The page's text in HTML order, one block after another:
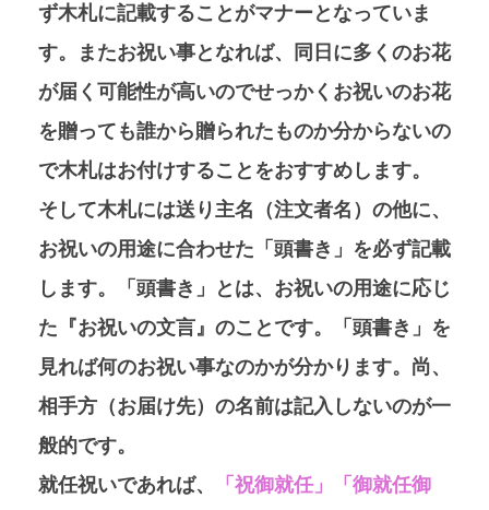
ず木札に記載することがマナーとなっていま
す。またお祝い事となれば、同日に多くのお花
が届く可能性が高いのでせっかくお祝いのお花
を贈っても誰から贈られたものか分からないの
で木札はお付けすることをおすすめします。
そして木札には送り主名（注文者名）の他に、
お祝いの用途に合わせた「頭書き」を必ず記載
します。
「頭書き」とは、お祝いの用途に応じ
た『お祝いの文言』のことです。「頭書き」を
見れば何のお祝い事なのかが分かります。尚、
相手方（お届け先）の名前は記入しないのが一
般的です。
就任祝いであれば、
「祝御就任」「御就任御